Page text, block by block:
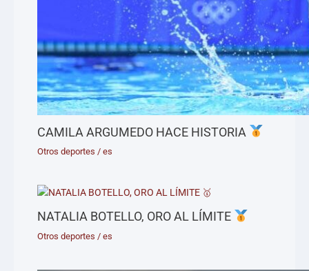
CAMILA ARGUMEDO HACE HISTORIA
Otros deportes /es
NATALIA BOTELLO, ORO AL LÍMITE
Otros deportes /es